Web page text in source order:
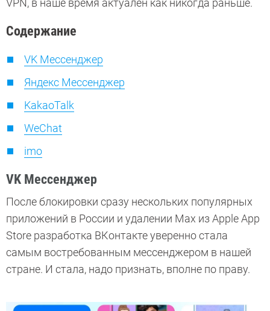
VPN, в наше время актуален как никогда раньше.
Содержание
VK Мессенджер
Яндекс Мессенджер
KakaoTalk
WeChat
imo
VK Мессенджер
После блокировки сразу нескольких популярных
приложений в России и удалении Max из Apple App
Store разработка ВКонтакте уверенно стала
самым востребованным мессенджером в нашей
стране. И стала, надо признать, вполне по праву.